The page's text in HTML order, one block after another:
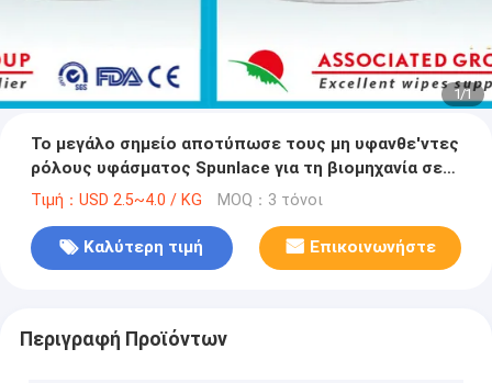
1/1
Το μεγάλο σημείο αποτύπωσε τους μη υφανθε'ντες
ρόλους υφάσματος Spunlace για τη βιομηχανία σε
ανάγλυφο
Τιμή：USD 2.5~4.0 / KG MOQ：3 τόνοι
Καλύτερη τιμή Επικοινωνήστε
Περιγραφή Προϊόντων